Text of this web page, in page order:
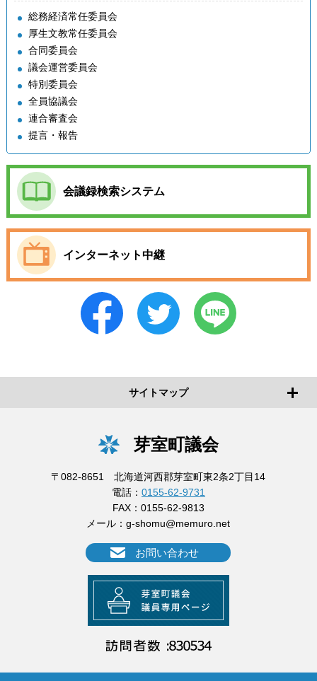
総務経済常任委員会
厚生文教常任委員会
合同委員会
議会運営委員会
特別委員会
全員協議会
連合審査会
提言・報告
会議録検索システム
インターネット中継
サイトマップ
芽室町議会
〒082-8651 北海道河西郡芽室町東2条2丁目14
電話： 0155-62-9731
FAX：0155-62-9813
メール：g-shomu@memuro.net
お問い合わせ